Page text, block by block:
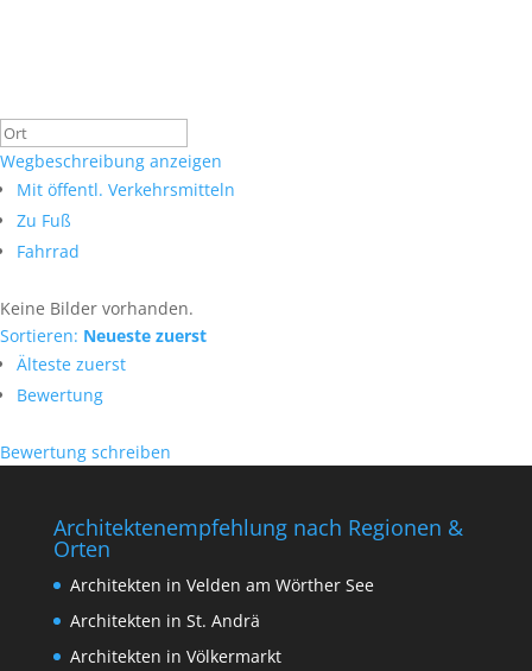
Wegbeschreibung anzeigen
Mit öffentl. Verkehrsmitteln
Zu Fuß
Fahrrad
Keine Bilder vorhanden.
Sortieren: Neueste zuerst
Älteste zuerst
Bewertung
Bewertung schreiben
Architektenempfehlung nach Regionen &
Orten
Architekten in Velden am Wörther See
Architekten in St. Andrä
Architekten in Völkermarkt